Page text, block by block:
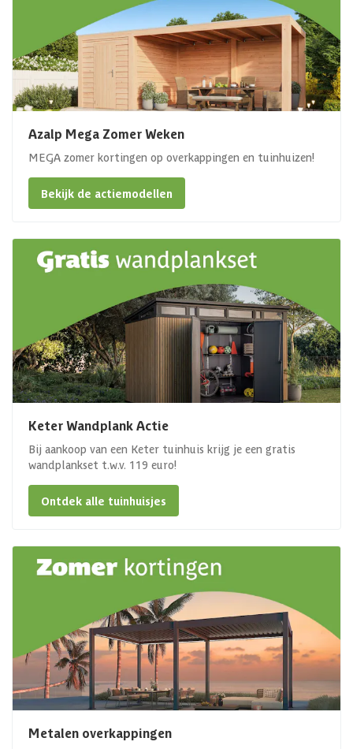
Azalp Mega Zomer Weken
MEGA zomer kortingen op overkappingen en tuinhuizen!
Bekijk de actiemodellen
Keter Wandplank Actie
Bij aankoop van een Keter tuinhuis krijg je een gratis
wandplankset t.w.v. 119 euro!
Ontdek alle tuinhuisjes
Metalen overkappingen